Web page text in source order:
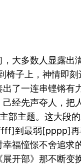
大多数人显露出
椅子上，神情即
了一连串铿锵有
经先声夺人，把
部主题。这大段
到最弱[pppp]
福憧憬不舍追求
开部》那不断变